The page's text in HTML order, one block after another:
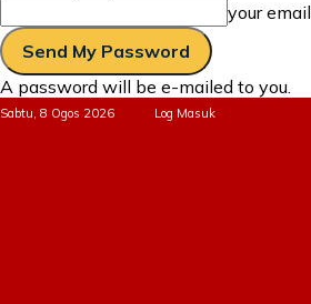
your email
A password will be e-mailed to you.
Sabtu, 8 Ogos 2026 Log Masuk